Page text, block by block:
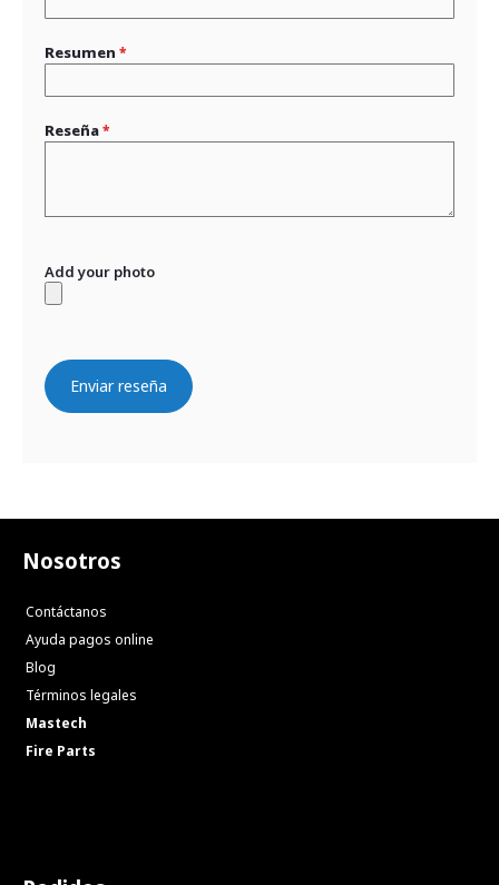
Resumen
Reseña
Add your photo
Enviar reseña
Nosotros
Contáctanos
Ayuda pagos online
Blog
Términos legales
Mastech
Fire Parts